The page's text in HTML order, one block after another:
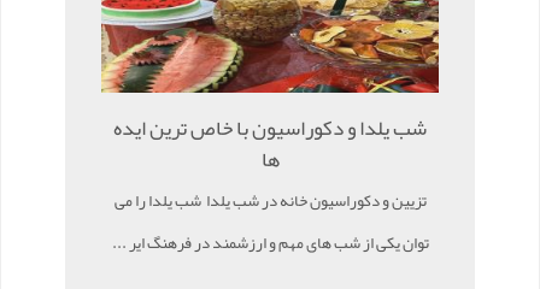
شب یلدا و دکوراسیون با خاص ترین ایده
ها
تزیین و دکوراسیون خانه در شب یلدا شب یلدا را می
توان یکی از شب های مهم و ارزشمند در فرهنگ ایر ...